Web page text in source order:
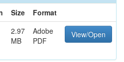
Size
Format
2.97
MB
Adobe
PDF
View/Open